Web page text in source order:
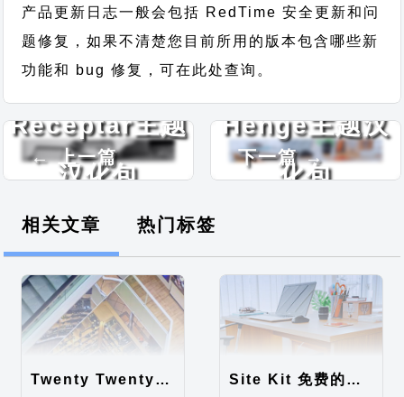
产品更新日志一般会包括 RedTime 安全更新和问
题修复，如果不清楚您目前所用的版本包含哪些新
功能和 bug 修复，可在此处查询。
← 上一篇
Receptar主题
汉化包
下一篇 →
Henge主题汉
化包
相关文章 热门标签
Twenty Twenty-Five 免费的WordPress内容主题 Site Kit 免费的WordPress数据统计插件